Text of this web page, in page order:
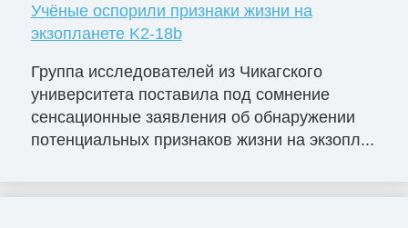
Учёные оспорили признаки жизни на
экзопланете K2-18b
Группа исследователей из Чикагского
университета поставила под сомнение
сенсационные заявления об обнаружении
потенциальных признаков жизни на экзопл...